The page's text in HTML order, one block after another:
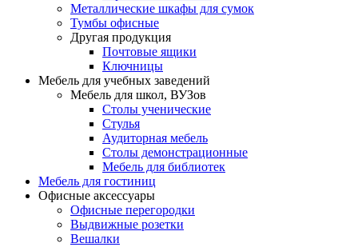
Металлические шкафы для сумок
Тумбы офисные
Другая продукция
Почтовые ящики
Ключницы
Мебель для учебных заведений
Мебель для школ, ВУЗов
Столы ученические
Стулья
Аудиторная мебель
Столы демонстрационные
Мебель для библиотек
Мебель для гостиниц
Офисные аксессуары
Офисные перегородки
Выдвижные розетки
Вешалки